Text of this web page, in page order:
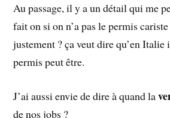
Au passage, il y a un détail qui me
fait on si on n’a pas le permis
justement ? ça veut dire qu’en Italie
permis peut être.
J’ai aussi envie de dire à quand la
de nos jobs ?